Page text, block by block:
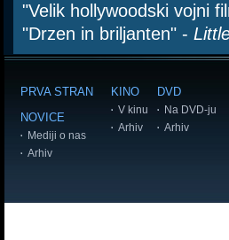
"Velik hollywoodski vojni
"Drzen in briljanten" -
PRVA STRAN
NOVICE
Mediji o nas
Arhiv
KINO
V kinu
Arhiv
DVD
Na DVD-ju
Arhiv